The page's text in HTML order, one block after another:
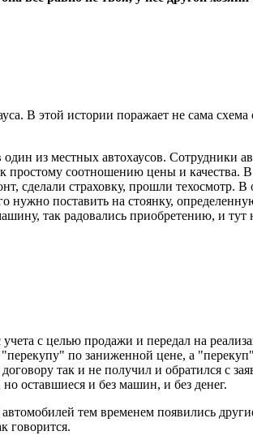
В этой истории поражает не сама схема
из местных автохаусов. Сотрудники
простому соотношению цены и
страховку, прошли техосмотр. В
поставить на стоянку,
так радовались приобретению, и
с целью продажи и передал на
по заниженной цене, а
так и не получил и обратился с
оставшиеся и без машин, и без денег.
тем временем появились
говорится.